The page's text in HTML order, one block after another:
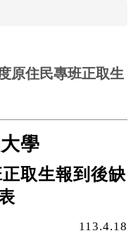
原住民專班正取生
學
取生報到後缺
113.4.18